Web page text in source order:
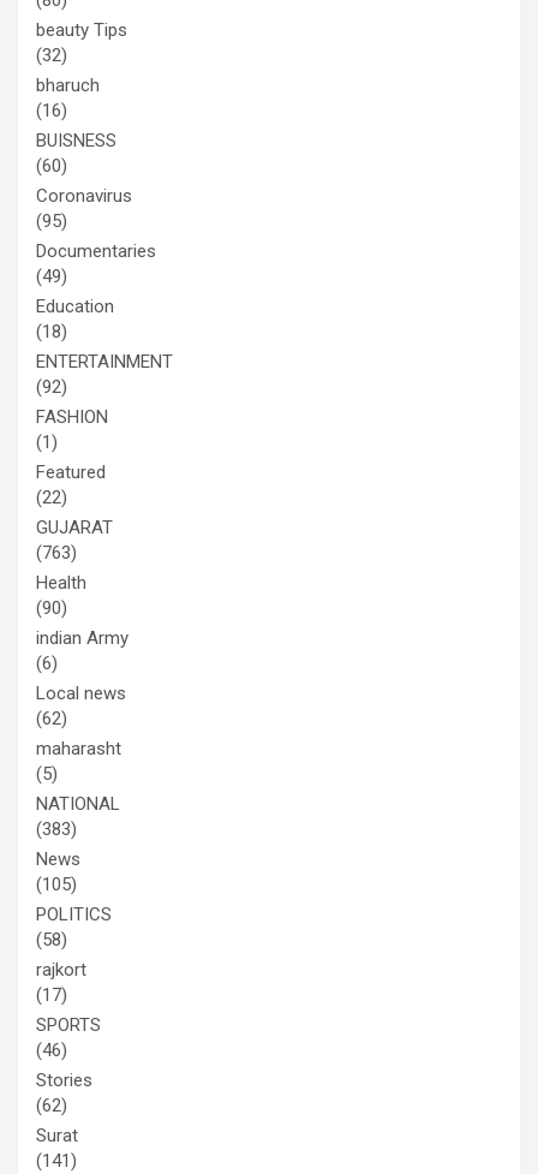
beauty Tips
(32)
bharuch
(16)
BUISNESS
(60)
Coronavirus
(95)
Documentaries
(49)
Education
(18)
ENTERTAINMENT
(92)
FASHION
(1)
Featured
(22)
GUJARAT
(763)
Health
(90)
indian Army
(6)
Local news
(62)
maharasht
(5)
NATIONAL
(383)
News
(105)
POLITICS
(58)
rajkort
(17)
SPORTS
(46)
Stories
(62)
Surat
(141)